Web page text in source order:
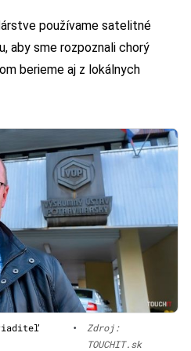
používame satelitné
aby sme rozpoznali chorý
berieme aj z lokálnych
•
Zdroj:
TOUCHIT.sk